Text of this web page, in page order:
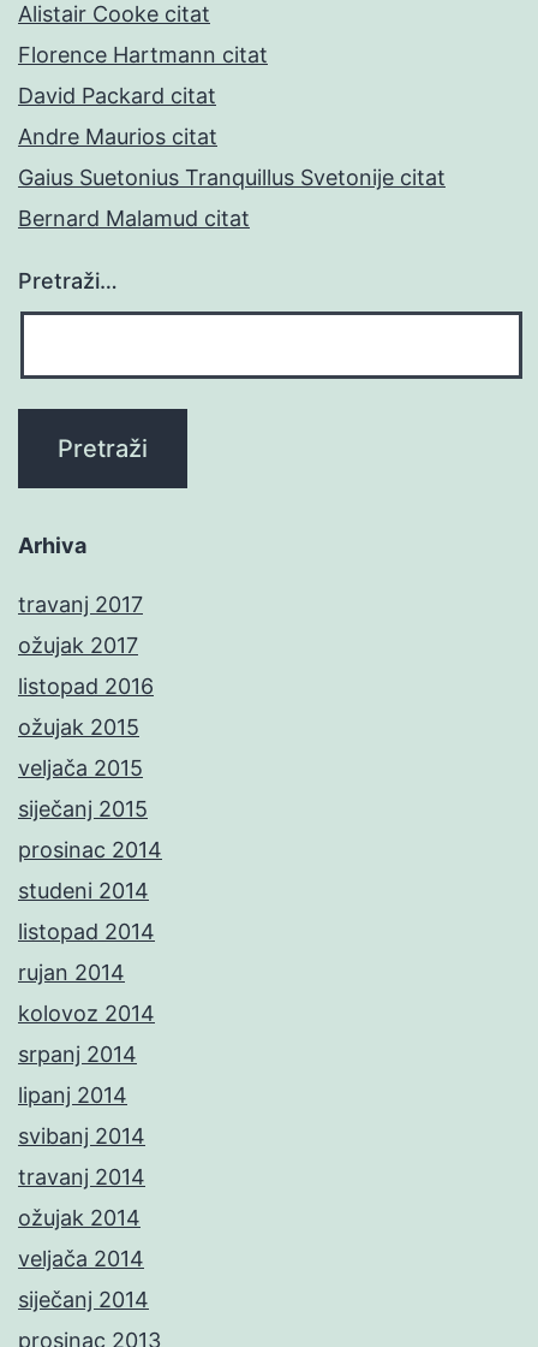
Alistair Cooke citat
Florence Hartmann citat
David Packard citat
Andre Maurios citat
Gaius Suetonius Tranquillus Svetonije citat
Bernard Malamud citat
Pretraži…
Arhiva
travanj 2017
ožujak 2017
listopad 2016
ožujak 2015
veljača 2015
siječanj 2015
prosinac 2014
studeni 2014
listopad 2014
rujan 2014
kolovoz 2014
srpanj 2014
lipanj 2014
svibanj 2014
travanj 2014
ožujak 2014
veljača 2014
siječanj 2014
prosinac 2013